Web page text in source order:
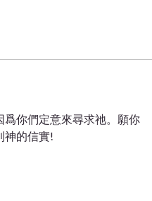
你們定意來尋求祂。願你
神的信實!